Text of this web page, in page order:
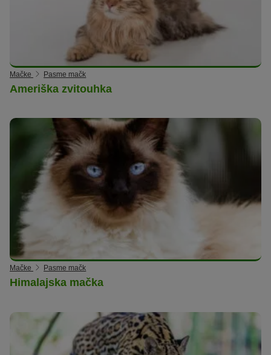
Mačke Pasme mačk
Ameriška zvitouhka
Mačke Pasme mačk
Himalajska mačka